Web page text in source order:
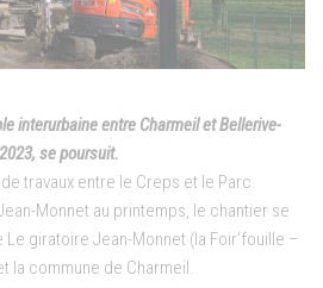
interurbaine entre Charmeil et Bellerive-
se poursuit.
travaux entre le Creps et le Parc
Monnet au printemps, le chantier se
giratoire Jean-Monnet (la Foir’fouille –
la commune de Charmeil.